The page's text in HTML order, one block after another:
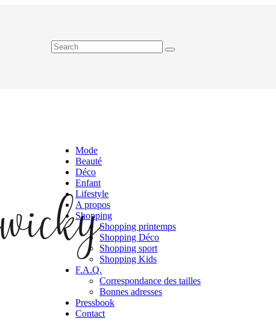
Mode
Beauté
Déco
Enfant
Lifestyle
A propos
Shopping
Shopping printemps
Shopping Déco
Shopping sport
Shopping Kids
F.A.Q.
Correspondance des tailles
Bonnes adresses
Pressbook
Contact